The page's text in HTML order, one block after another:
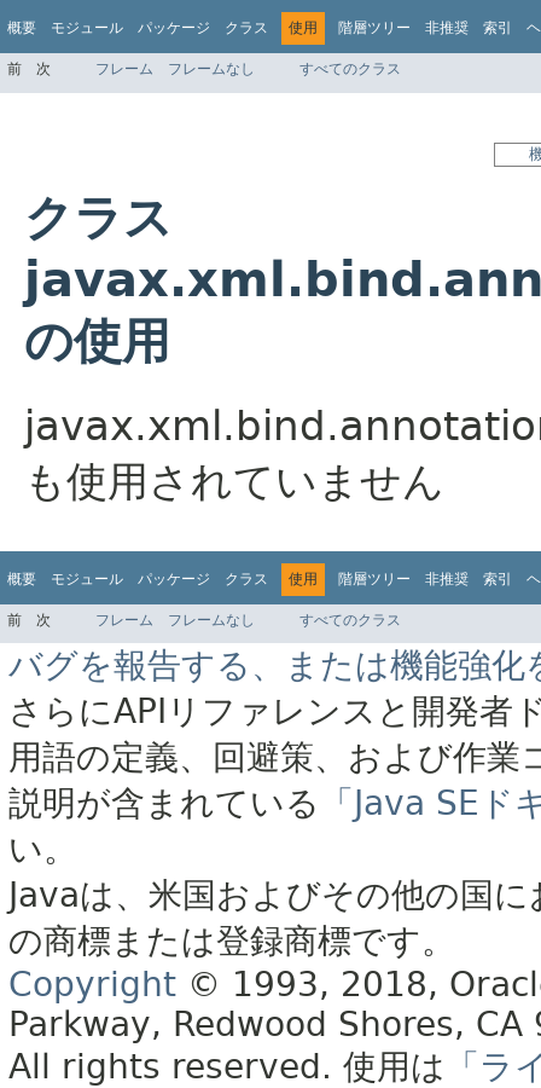
概要 モジュール パッケージ クラス 使用 階層ツリー 非推奨 索引
前 次 フレーム フレームなし すべてのクラス
クラス
の使用
も使用されていません
概要 モジュール パッケージ クラス 使用 階層ツリー 非推奨 索引
前 次 フレーム フレームなし すべてのクラス
バグを報告する、または機能強化
さらにAPIリファレンスと開発者
用語の定義、回避策、および作
説明が含まれている
「Java SE
い。
Javaは、米国およびその他の国
の商標または登録商標です。
Copyright © 1993, 2018,
Parkway, Redwood Shores, CA
All rights reserved. 使用は 「ラ